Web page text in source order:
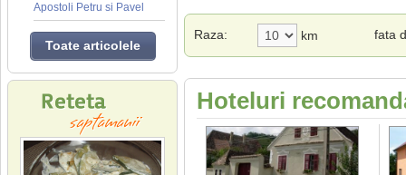
Apostoli Petru si Pavel
Toate articolele
Raza: km fata
Hoteluri